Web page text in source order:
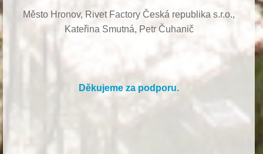
Město Hronov, Rivet Factory Česká republika s.r.o.,
Kateřina Smutná, Petr Čuhanič
Děkujeme za podporu.